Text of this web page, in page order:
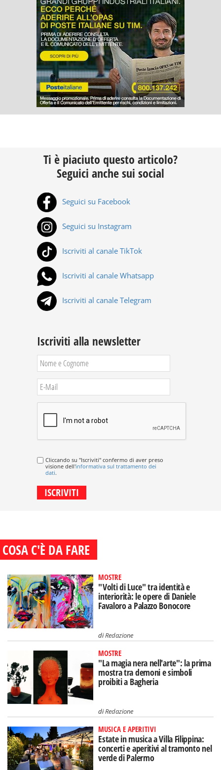
Ti è piaciuto questo articolo?
Seguici anche sui social
Seguici su Facebook
Seguici su Instagram
Iscriviti al canale TikTok
Iscriviti al canale Whatsapp
Iscriviti al canale Telegram
Iscriviti alla newsletter
Cliccando su "Iscriviti" confermo di aver preso
visione dell'informativa sul trattamento dei
dati.
COSA C'È DA FARE
MOSTRE
"Volti di Luce" tra identità e
interiorità: le opere di Daniele
Favaloro a Palazzo Bonocore
diRedazione
MOSTRE
"La magia nera nell'arte": la prima
mostra tra demoni e simboli
proibiti a Bagheria
diRedazione
MUSICA E APERITIVI
Estate in musica a Villa Filippina:
concerti e aperitivi al tramonto nel
verde di Palermo